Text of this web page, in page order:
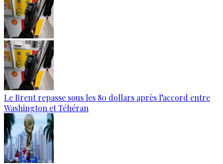
Le Brent repasse sous les 80 dollars après l’accord entre
Washington et Téhéran